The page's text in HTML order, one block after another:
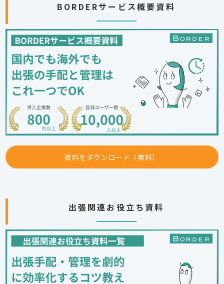
BORDERサービス概要資料
資料をダウンロード（無料）
出張関連お役立ち資料